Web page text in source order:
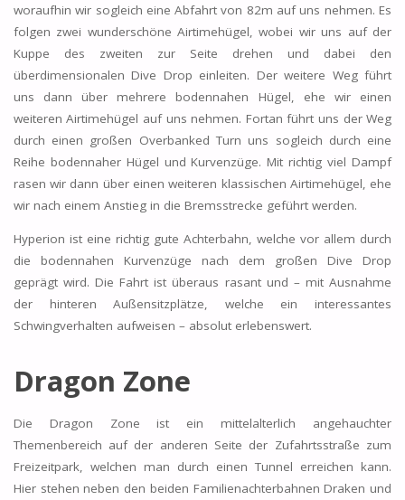
woraufhin wir sogleich eine Abfahrt von 82m auf uns nehmen. Es
folgen zwei wunderschöne Airtimehügel, wobei wir uns auf der
Kuppe des zweiten zur Seite drehen und dabei den
überdimensionalen Dive Drop einleiten. Der weitere Weg führt
uns dann über mehrere bodennahen Hügel, ehe wir einen
weiteren Airtimehügel auf uns nehmen. Fortan führt uns der Weg
durch einen großen Overbanked Turn uns sogleich durch eine
Reihe bodennaher Hügel und Kurvenzüge. Mit richtig viel Dampf
rasen wir dann über einen weiteren klassischen Airtimehügel, ehe
wir nach einem Anstieg in die Bremsstrecke geführt werden.
Hyperion ist eine richtig gute Achterbahn, welche vor allem durch
die bodennahen Kurvenzüge nach dem großen Dive Drop
geprägt wird. Die Fahrt ist überaus rasant und – mit Ausnahme
der hinteren Außensitzplätze, welche ein interessantes
Schwingverhalten aufweisen – absolut erlebenswert.
Dragon Zone
Die Dragon Zone ist ein mittelalterlich angehauchter
Themenbereich auf der anderen Seite der Zufahrtsstraße zum
Freizeitpark, welchen man durch einen Tunnel erreichen kann.
Hier stehen neben den beiden Familienachterbahnen Draken und